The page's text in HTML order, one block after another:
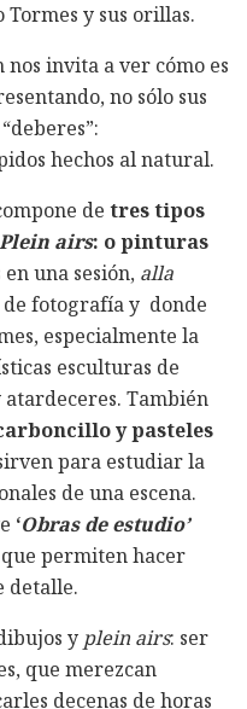
y sus orillas.
invita a ver cómo es
no sólo sus
hechos al natural.
de tres tipos
Plein airs: o pinturas
una sesión, alla
de fotografía y donde
especialmente la
esculturas de
atardeceres. También
y pasteles
para estudiar la
de una escena.
‘Obras de estudio’
que permiten hacer
detalle.
y plein airs: ser
que merezcan
decenas de horas